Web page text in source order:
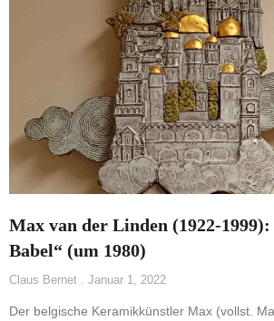
Max van der Linden (1922-
Babel“ (um 1980)
Claus Bernet Januar 1, 2022
Der belgische Keramikkünstler Max (vollst.